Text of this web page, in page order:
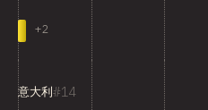
+2
14
意大利